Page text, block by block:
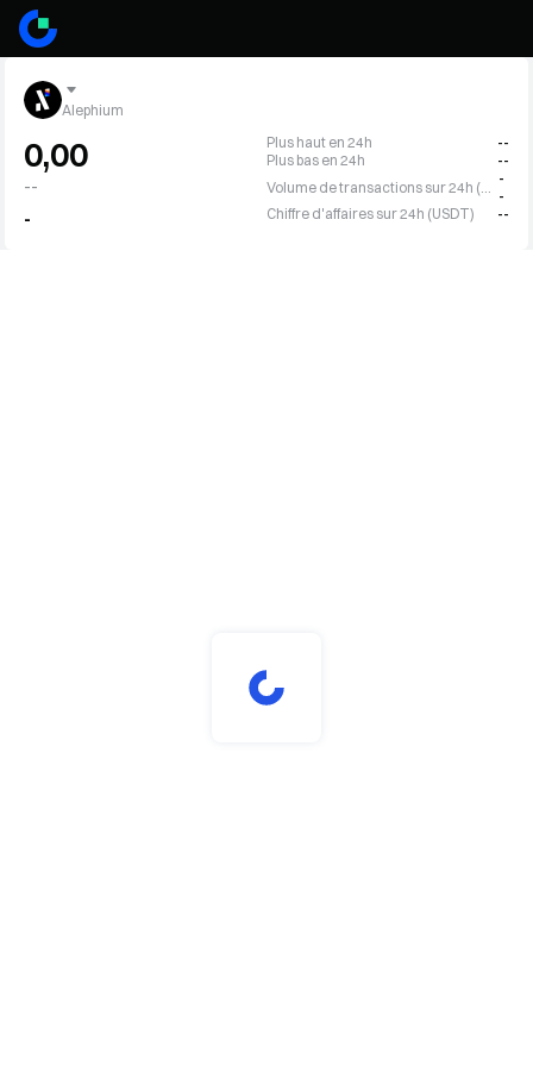
Alephium
0,00
--
-
Plus haut en 24h
--
Plus bas en 24h
--
-
-
Chiffre d'affaires sur 24h (USDT)
--